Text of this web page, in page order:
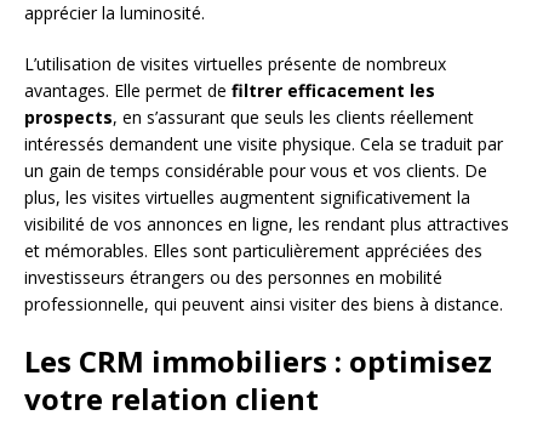
apprécier la luminosité.
L’utilisation de visites virtuelles présente de nombreux
avantages. Elle permet de filtrer efficacement les
prospects, en s’assurant que seuls les clients réellement
intéressés demandent une visite physique. Cela se traduit par
un gain de temps considérable pour vous et vos clients. De
plus, les visites virtuelles augmentent significativement la
visibilité de vos annonces en ligne, les rendant plus attractives
et mémorables. Elles sont particulièrement appréciées des
investisseurs étrangers ou des personnes en mobilité
professionnelle, qui peuvent ainsi visiter des biens à distance.
Les CRM immobiliers : optimisez
votre relation client